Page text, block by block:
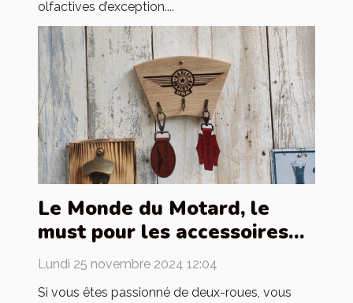
olfactives d’exception....
Le Monde du Motard, le
must pour les accessoires
de motards
Lundi 25 novembre 2024 12:04
Si vous êtes passionné de deux-roues, vous